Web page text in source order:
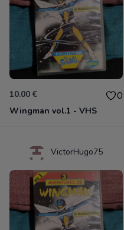
10.00 € 0
Wingman vol.1 - VHS
VictorHugo75